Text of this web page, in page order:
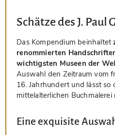
Schätze des J. Paul
Das Kompendium beinhaltet
renommierten
wichtigsten Museen der
Auswahl den Zeitraum vom
16. Jahrhundert und lässt
mittelalterlichen
Eine exquisite